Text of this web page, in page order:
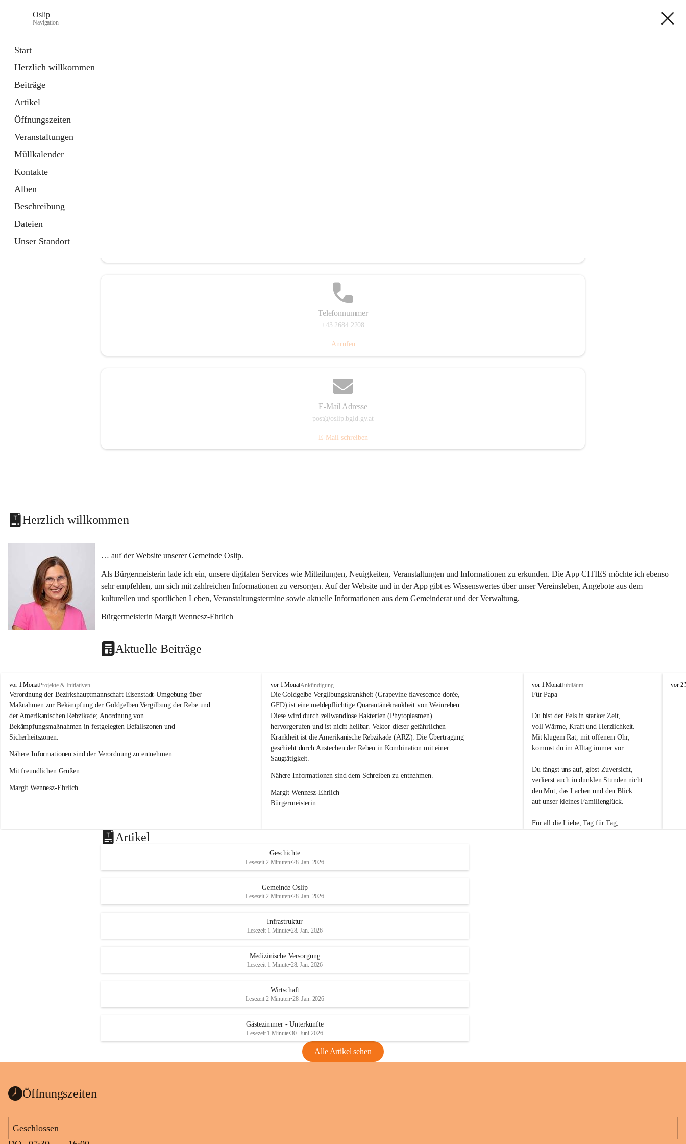
Oslip
Navigation
Start
Herzlich willkommen
Beiträge
Artikel
Öffnungszeiten
Veranstaltungen
Müllkalender
Kontakte
Alben
Beschreibung
Dateien
Unser Standort
Telefonnummer
+43 2684 2208
Anrufen
E-Mail Adresse
post@oslip.bgld.gv.at
E-Mail schreiben
Herzlich willkommen
… auf der Website unserer Gemeinde Oslip.
Als Bürgermeisterin lade ich ein, unsere digitalen Services wie Mitteilungen, Neuigkeiten, Veranstaltungen und Informationen zu erkunden. Die App CITIES möchte ich ebenso
sehr empfehlen, um sich mit zahlreichen Informationen zu versorgen. Auf der Website und in der App gibt es Wissenswertes über unser Vereinsleben, Angebote aus dem
kulturellen und sportlichen Leben, Veranstaltungstermine sowie aktuelle Informationen aus dem Gemeinderat und der Verwaltung.
Bürgermeisterin Margit Wennesz-Ehrlich
Aktuelle Beiträge
O
s
l
i
p
vor 1 MonatProjekte & Initiativen
Verordnung der Bezirkshauptmannschaft Eisenstadt-Umgebung über
Maßnahmen zur Bekämpfung der Goldgelben Vergilbung der Rebe und
der Amerikanischen Rebzikade; Anordnung von
Bekämpfungsmaßnahmen in festgelegten Befallszonen und
Sicherheitszonen.
Nähere Informationen sind der Verordnung zu entnehmen.
Mit freundlichen Grüßen
Margit Wennesz-Ehrlich
O
s
l
i
p
vor 1 MonatAnkündigung
Die Goldgelbe Vergilbungskrankheit (Grapevine flavescence dorée,
GFD) ist eine meldepflichtige Quarantänekrankheit von Weinreben.
Diese wird durch zellwandlose Bakterien (Phytoplasmen)
hervorgerufen und ist nicht heilbar. Vektor dieser gefährlichen
Krankheit ist die Amerikanische Rebzikade (ARZ). Die Übertragung
geschieht durch Anstechen der Reben in Kombination mit einer
Saugtätigkeit.
Nähere Informationen sind dem Schreiben zu entnehmen.
Margit Wennesz-Ehrlich
Bürgermeisterin
O
s
i
vor 1 MonatJubiläum
Für Papa
Du bist der Fels in starker Zeit,
voll Wärme, Kraft und Herzlichkeit.
Mit klugem Rat, mit offenem Ohr,
kommst du im Alltag immer vor.
Du fängst uns auf, gibst Zuversicht,
verlierst auch in dunklen Stunden nicht
den Mut, das Lachen und den Blick
auf unser kleines Familienglück.
Für all die Liebe, Tag für Tag,
O
vor 2
Artikel
Geschichte
Lesezeit 2 Minuten•28. Jan. 2026
Gemeinde Oslip
Lesezeit 2 Minuten•28. Jan. 2026
Infrastruktur
Lesezeit 1 Minute•28. Jan. 2026
Medizinische Versorgung
Lesezeit 1 Minute•28. Jan. 2026
Wirtschaft
Lesezeit 2 Minuten•28. Jan. 2026
Gästezimmer - Unterkünfte
Lesezeit 1 Minute•30. Juni 2026
Alle Artikel sehen
Öffnungszeiten
Geschlossen